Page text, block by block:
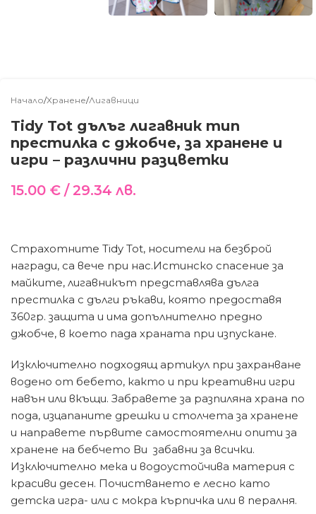
Начало/Хранене/Лигавници
Tidy Tot дълъг лигавник тип
престилка с джобче, за хранене и
игри – различни разцветки
15.00 € / 29.34 лв.
Страхотните Tidy Tot, носители на безброй
награди, са вече при нас.Истинско спасение за
майките, лигавникът представлява дълга
престилка с дълги ръкави, която предоставя
360гр. защита и има допълнително предно
джобче, в което пада храната при изпускане.
Изключително подходящ артикул при захранване
водено от бебето, както и при креативни игри
навън или вкъщи. Забравете за разпиляна храна по
пода, изцапаните дрешки и столчета за хранене
и направете първите самостоятелни опити за
хранене на бебчето Ви забавни за всички.
Изключително мека и водоустойчива материя с
красиви десен. Почистването е лесно като
детска игра- или с мокра кърпичка или в пералня.